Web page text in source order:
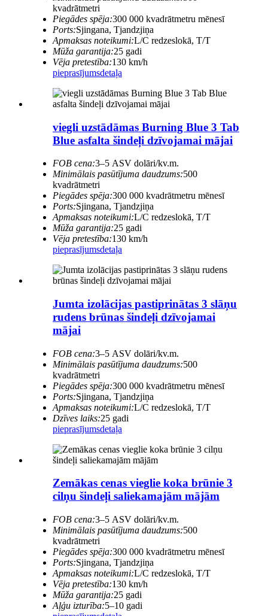
kvadrātmetri
Piegādes spēja:300 000 kvadrātmetru mēnesī
Ports:Sjingana, Tjandzjiņa
Apmaksas noteikumi:L/C redzeslokā, T/T
Mūža garantija:25 gadi
Vēja pretestība:130 km/h
pieprasījumsdetaļa
viegli uzstādāmas Burning Blue 3 Tab
Blue asfalta šindeļi dzīvojamai mājai
FOB cena:3–5 ASV dolāri/kv.m.
Minimālais pasūtījuma daudzums:500
kvadrātmetri
Piegādes spēja:300 000 kvadrātmetru mēnesī
Ports:Sjingana, Tjandzjiņa
Apmaksas noteikumi:L/C redzeslokā, T/T
Mūža garantija:25 gadi
Vēja pretestība:130 km/h
pieprasījumsdetaļa
Jumta izolācijas pastiprinātas 3 slāņu
rudens brūnas šindeļi dzīvojamai
mājai
FOB cena:3–5 ASV dolāri/kv.m.
Minimālais pasūtījuma daudzums:500
kvadrātmetri
Piegādes spēja:300 000 kvadrātmetru mēnesī
Ports:Sjingana, Tjandzjiņa
Apmaksas noteikumi:L/C redzeslokā, T/T
Dzīves laiks:25 gadi
pieprasījumsdetaļa
Zemākas cenas vieglie koka brūnie 3
cilņu šindeļi saliekamajām mājām
FOB cena:3–5 ASV dolāri/kv.m.
Minimālais pasūtījuma daudzums:500
kvadrātmetri
Piegādes spēja:300 000 kvadrātmetru mēnesī
Ports:Sjingana, Tjandzjiņa
Apmaksas noteikumi:L/C redzeslokā, T/T
Vēja pretestība:130 km/h
Mūža garantija:25 gadi
Aļģu izturība:5–10 gadi